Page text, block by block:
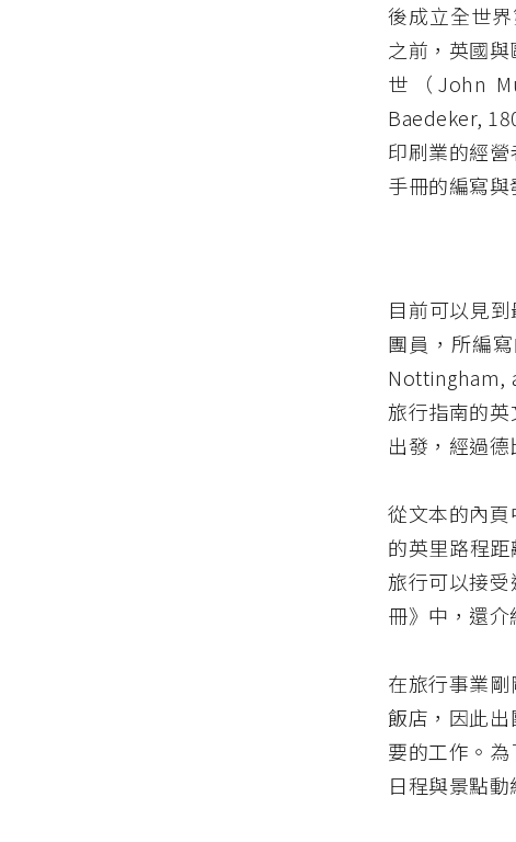
後成立全世
之前，英國
世（John
Baedeker,
印刷業的經
手冊的編寫與
目前可以見
團員，所編
Nottingham,
旅行指南的
出發，經過
從文本的內
的英里路程
旅行可以接
冊》中，還
在旅行事業
飯店，因此
要的工作。
日程與景點